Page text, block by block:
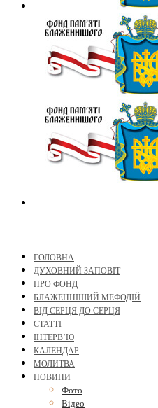
ГОЛОВНА
ДУХОВНИЙ ЗАПОВІТ
ПРО ФОНД
БЛАЖЕННІШИЙ МЕФОДІЙ
ВІД СЕРЦЯ ДО СЕРЦЯ
СТАТТІ
ІНТЕРВ’Ю
КАЛЕНДАР
МОЛИТВА
НОВИНИ
Фото
Відео